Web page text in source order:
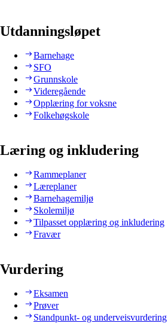
Utdanningsløpet
Barnehage
SFO
Grunnskole
Videregående
Opplæring for voksne
Folkehøgskole
Læring og inkludering
Rammeplaner
Læreplaner
Barnehagemiljø
Skolemiljø
Tilpasset opplæring og inkludering
Fravær
Vurdering
Eksamen
Prøver
Standpunkt- og underveisvurdering